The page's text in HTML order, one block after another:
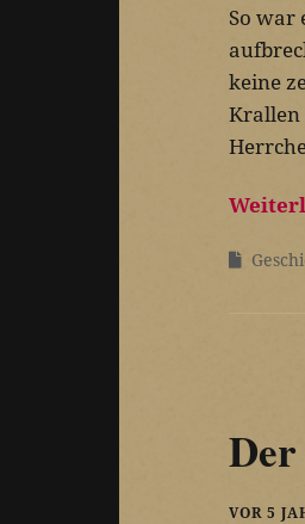
So war
keine
Krallen
VOR 5